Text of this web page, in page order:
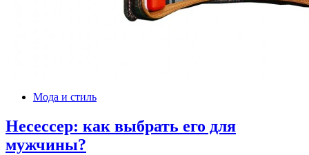
Мода и стиль
Несессер: как выбрать его для
мужчины?